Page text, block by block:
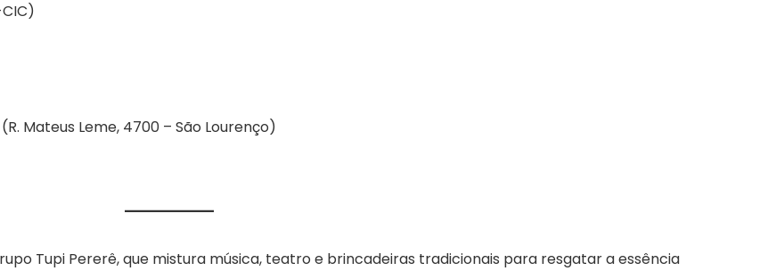
Mateus Leme, 4700 – São Lourenço)
Tupi Pererê, que mistura música, teatro e brincadeiras tradicionais para resgatar a essência